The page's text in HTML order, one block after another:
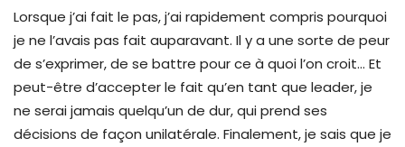
Lorsque j’ai fait le pas, j’ai rapidement compris pourquoi
je ne l’avais pas fait auparavant. Il y a une sorte de peur
de s’exprimer, de se battre pour ce à quoi l’on croit… Et
peut-être d’accepter le fait qu’en tant que leader, je
ne serai jamais quelqu’un de dur, qui prend ses
décisions de façon unilatérale. Finalement, je sais que je